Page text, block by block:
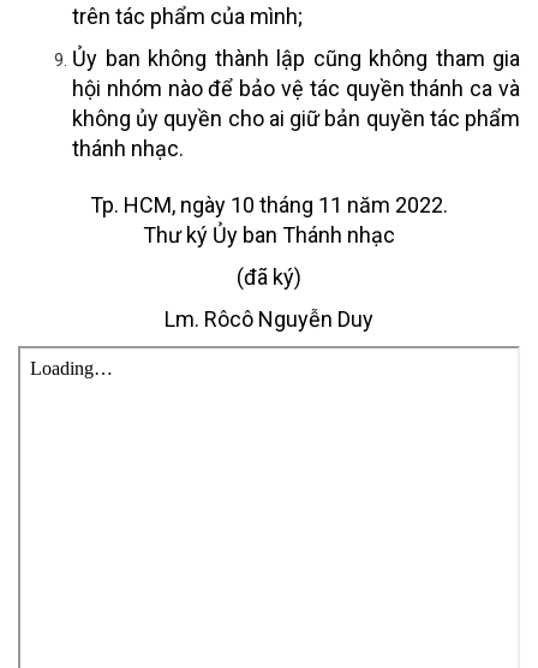
trên tác phẩm của mình;
Ủy ban không thành lập cũng không tham gia
hội nhóm nào để bảo vệ tác quyền thánh ca và
không ủy quyền cho ai giữ bản quyền tác phẩm
thánh nhạc.
Tp. HCM, ngày 10 tháng 11 năm 2022.
Thư ký Ủy ban Thánh nhạc
(đã ký)
Lm. Rôcô Nguyễn Duy